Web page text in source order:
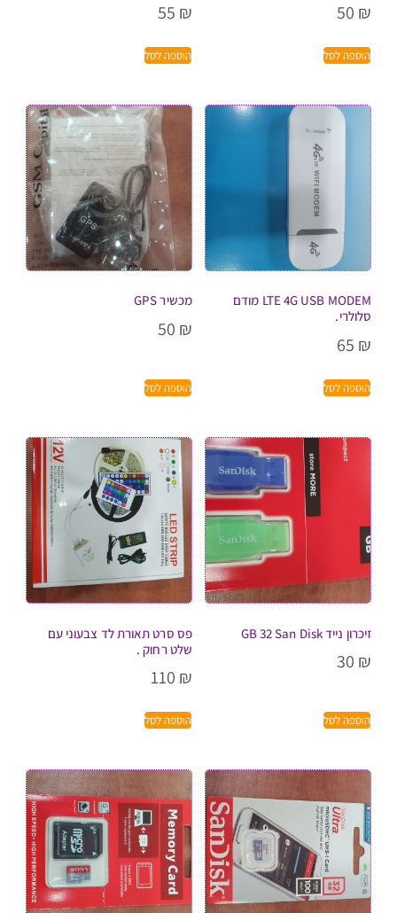
50 ₪
הוספה לסל
55 ₪
הוספה לסל
LTE 4G USB MODEM מודם
סלולרי.
65 ₪
הוספה לסל
מכשיר GPS
50 ₪
הוספה לסל
זיכרון נייד GB 32 San Disk
30 ₪
הוספה לסל
פס סרט תאורת לד צבעוני עם
שלט רחוק .
110 ₪
הוספה לסל